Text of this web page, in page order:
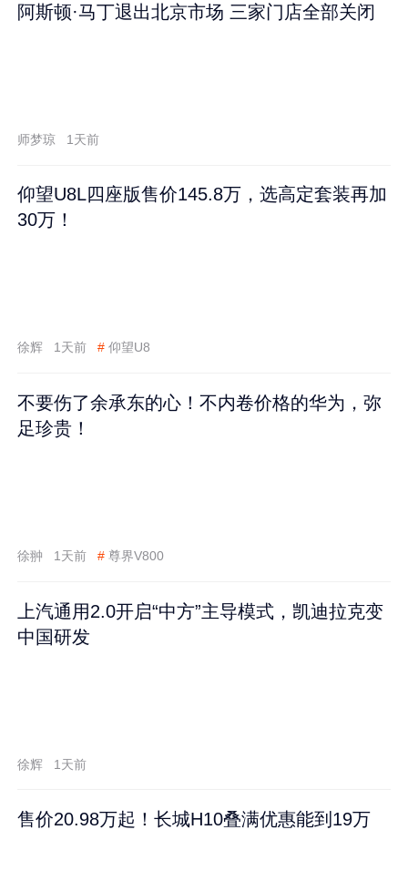
阿斯顿·马丁退出北京市场 三家门店全部关闭
师梦琼 1天前
仰望U8L四座版售价145.8万，选高定套装再加
30万！
徐辉 1天前 # 仰望U8
不要伤了余承东的心！不内卷价格的华为，弥
足珍贵！
徐翀 1天前 # 尊界V800
上汽通用2.0开启“中方”主导模式，凯迪拉克变
中国研发
徐辉 1天前
售价20.98万起！长城H10叠满优惠能到19万